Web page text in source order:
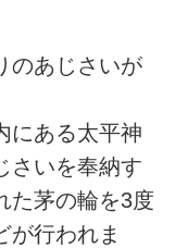
のあじさいが
にある太平神
さいを奉納す
た茅の輪を3度
が行われま